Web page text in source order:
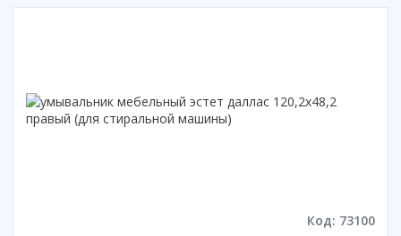
Полукруглая
С раздвижной дверью
С распашной дверью
Код: 73100